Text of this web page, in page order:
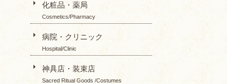
化粧品・薬局
Cosmetics/Pharmacy
病院・クリニック
Hospital/Clinic
神具店・装束店
Sacred Ritual Goods /Costumes